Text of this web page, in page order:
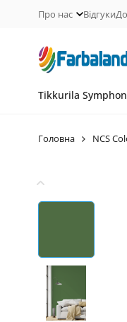
Про нас Відгуки
Tikkurila
Головна NCS